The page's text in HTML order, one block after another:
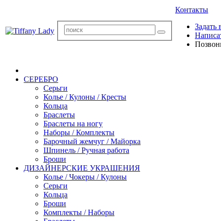
Контакты
Задать
СЕРЕБРО
Серьги
Колье / Кулоны / Кресты
Кольца
Браслеты
Браслеты на ногу
Наборы / Комплекты
Барочный жемчуг / Майорка
Шпинель / Ручная работа
Броши
ДИЗАЙНЕРСКИЕ УКРАШЕНИЯ
Колье / Чокеры / Кулоны
Серьги
Кольца
Броши
Комплекты / Наборы